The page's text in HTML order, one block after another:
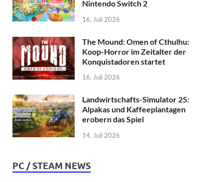
Nintendo Switch 2
16. Juli 2026
The Mound: Omen of Cthulhu:
Koop-Horror im Zeitalter der
Konquistadoren startet
16. Juli 2026
Landwirtschafts-Simulator 25:
Alpakas und Kaffeeplantagen
erobern das Spiel
14. Juli 2026
PC / STEAM NEWS